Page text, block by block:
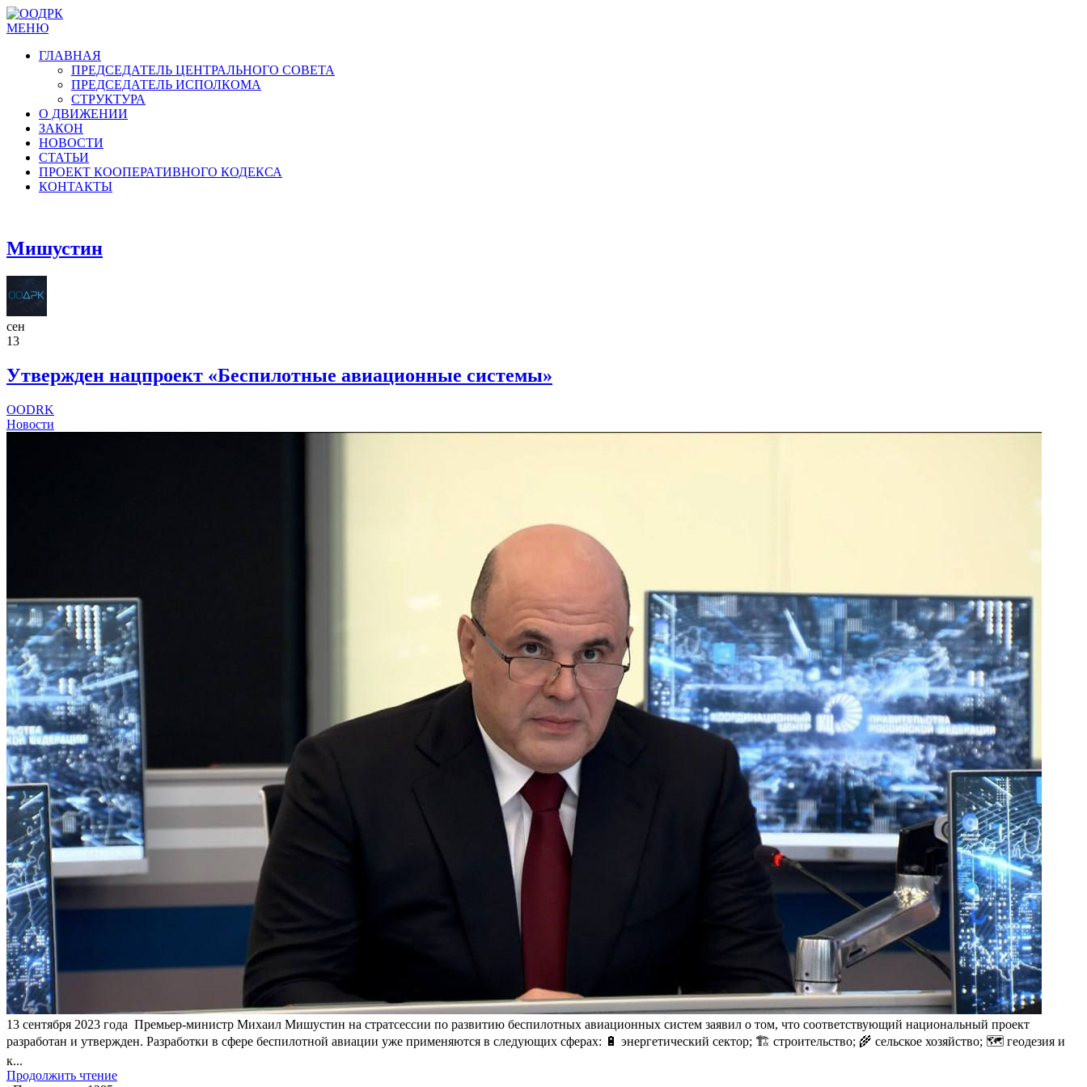
МЕНЮ
ГЛАВНАЯ
ПРЕДСЕДАТЕЛЬ ЦЕНТРАЛЬНОГО СОВЕТА
ПРЕДСЕДАТЕЛЬ ИСПОЛКОМА
СТРУКТУРА
О ДВИЖЕНИИ
ЗАКОН
НОВОСТИ
СТАТЬИ
ПРОЕКТ КООПЕРАТИВНОГО КОДЕКСА
КОНТАКТЫ
Мишустин
сен
13
Утвержден нацпроект «Беспилотные авиационные системы»
OODRK
Новости
​13 сентября 2023 года Премьер-министр Михаил Мишустин на стратсессии по развитию беспилотных авиационных систем заявил о том, что соответствующий национальный проект
разработан и утвержден. Разработки в сфере беспилотной авиации уже применяются в следующих сферах: 🔋 энергетический сектор; 🏗 строительство; 🌾 сельское хозяйство; 🗺 геодезия и
к...
Продолжить чтение